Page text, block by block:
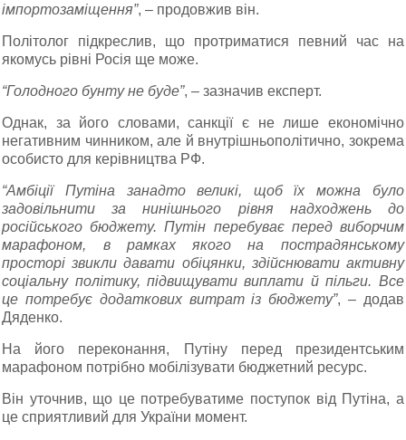
імпортозаміщення”, – продовжив він.
Політолог підкреслив, що протриматися певний час на
якомусь рівні Росія ще може.
“Голодного бунту не буде”, – зазначив експерт.
Однак, за його словами, санкції є не лише економічно
негативним чинником, але й внутрішньополітично, зокрема
особисто для керівництва РФ.
“Амбіції Путіна занадто великі, щоб їх можна було
задовільнити за нинішнього рівня надходжень до
російського бюджету. Путін перебуває перед виборчим
марафоном, в рамках якого на пострадянському
просторі звикли давати обіцянки, здійснювати активну
соціальну політику, підвищувати виплати й пільги. Все
це потребує додаткових витрат із бюджету”, – додав
Дяденко.
На його переконання, Путіну перед президентським
марафоном потрібно мобілізувати бюджетний ресурс.
Він уточнив, що це потребуватиме поступок від Путіна, а
це сприятливий для України момент.